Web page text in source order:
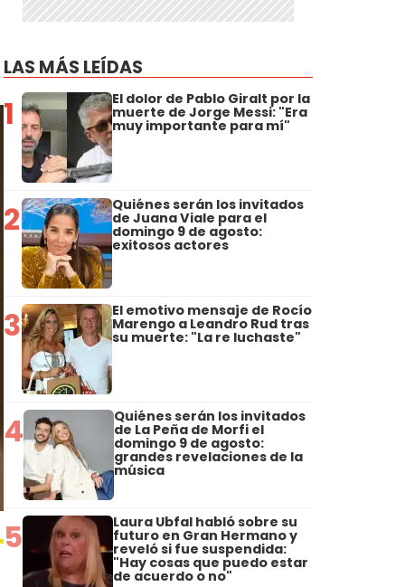
LAS MÁS LEÍDAS
1 El dolor de Pablo Giralt por la
muerte de Jorge Messi: "Era
muy importante para mí"
2 Quiénes serán los invitados
de Juana Viale para el
domingo 9 de agosto:
exitosos actores
3 El emotivo mensaje de Rocío
Marengo a Leandro Rud tras
su muerte: "La re luchaste"
4 Quiénes serán los invitados
de La Peña de Morfi el
domingo 9 de agosto:
grandes revelaciones de la
música
5 Laura Ubfal habló sobre su
futuro en Gran Hermano y
reveló si fue suspendida:
"Hay cosas que puedo estar
de acuerdo o no"